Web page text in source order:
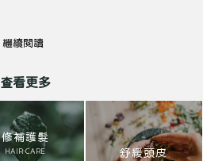
繼續閱讀
查看更多
修補護髮
HAIR CARE 舒緩頭皮